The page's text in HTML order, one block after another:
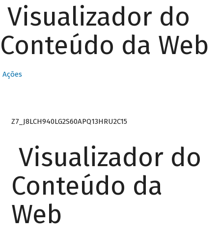
Visualizador do
Conteúdo da Web
Ações
Z7_J8LCH940LG2S60APQ13HRU2C15
Visualizador do
Conteúdo da
Web